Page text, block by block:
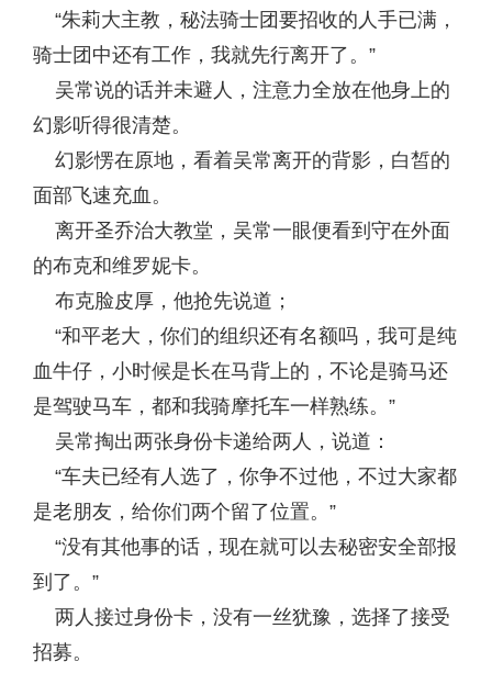
“朱莉大主教，秘法骑士团要招收的人手已满，
骑士团中还有工作，我就先行离开了。”
吴常说的话并未避人，注意力全放在他身上的
幻影听得很清楚。
幻影愣在原地，看着吴常离开的背影，白皙的
面部飞速充血。
离开圣乔治大教堂，吴常一眼便看到守在外面
的布克和维罗妮卡。
布克脸皮厚，他抢先说道；
“和平老大，你们的组织还有名额吗，我可是纯
血牛仔，小时候是长在马背上的，不论是骑马还
是驾驶马车，都和我骑摩托车一样熟练。”
吴常掏出两张身份卡递给两人，说道：
“车夫已经有人选了，你争不过他，不过大家都
是老朋友，给你们两个留了位置。”
“没有其他事的话，现在就可以去秘密安全部报
到了。”
两人接过身份卡，没有一丝犹豫，选择了接受
招募。